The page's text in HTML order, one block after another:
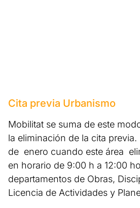
Cita previa Urbanismo
Mobilitat se suma de este
la eliminación de la cita previa.
de enero cuando este área
en horario de 9:00 h a 12:00
departamentos de Obras,
Licencia de Actividades y